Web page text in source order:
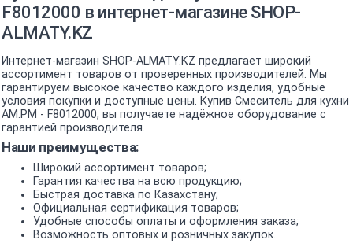
F8012000 в интернет-магазине SHOP-
ALMATY.KZ
Интернет-магазин SHOP-ALMATY.KZ предлагает широкий
ассортимент товаров от проверенных производителей. Мы
гарантируем высокое качество каждого изделия, удобные
условия покупки и доступные цены. Купив Смеситель для кухни
AM.PM - F8012000, вы получаете надёжное оборудование с
гарантией производителя.
Наши преимущества:
Широкий ассортимент товаров;
Гарантия качества на всю продукцию;
Быстрая доставка по Казахстану;
Официальная сертификация товаров;
Удобные способы оплаты и оформления заказа;
Возможность оптовых и розничных закупок.